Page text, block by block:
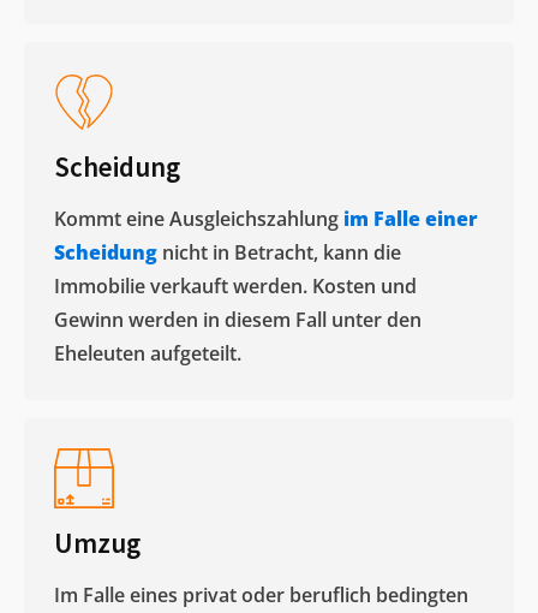
Scheidung
Kommt eine Ausgleichszahlung im Falle einer
Scheidung nicht in Betracht, kann die
Immobilie verkauft werden. Kosten und
Gewinn werden in diesem Fall unter den
Eheleuten aufgeteilt.​
Umzug
Im Falle eines privat oder beruflich bedingten